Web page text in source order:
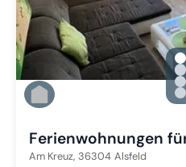
Ferienwohnungen
Am Kreuz, 36304 Alsfeld